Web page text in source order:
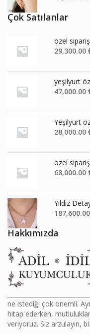
Çok Satılanlar
özel sipariş
29,300.00
yeşilyurt
47,000.00
Yeşilyurt
28,000.00
özel sipariş
68,000.00
Yıldız
187,600.00
Hakkımızda
ne istediği çok önemli.
hitap ederken,
veriyoruz. Siz arzulayın,